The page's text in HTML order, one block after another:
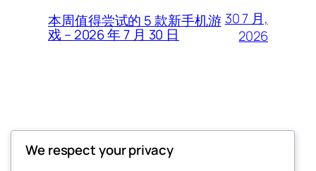
本周值得尝试的 5 款新手机游
戏 – 2026 年 7 月 30 日
30 7 月,
2026
Thunder Feeds
We respect your privacy